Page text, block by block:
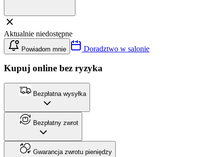
Aktualnie niedostępne
Powiadom mnie Doradztwo w salonie
Kupuj online bez ryzyka
Bezpłatna wysyłka
Bezpłatny zwrot
Gwarancja zwrotu pieniędzy